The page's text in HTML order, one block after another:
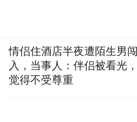
情侣住酒店半夜遭陌生男闯
入，当事人：伴侣被看光，
觉得不受尊重